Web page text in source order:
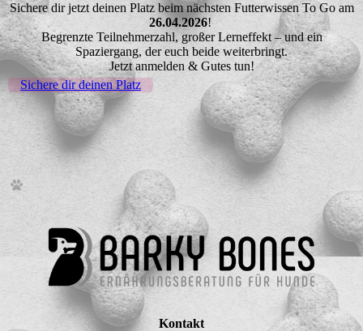
Sichere dir jetzt deinen Platz beim nächsten Futterwissen To Go am
26.04.2026!
Begrenzte Teilnehmerzahl, großer Lerneffekt – und ein
Spaziergang, der euch beide weiterbringt.
Jetzt anmelden & Gutes tun!
Sichere dir deinen Platz
Kontakt